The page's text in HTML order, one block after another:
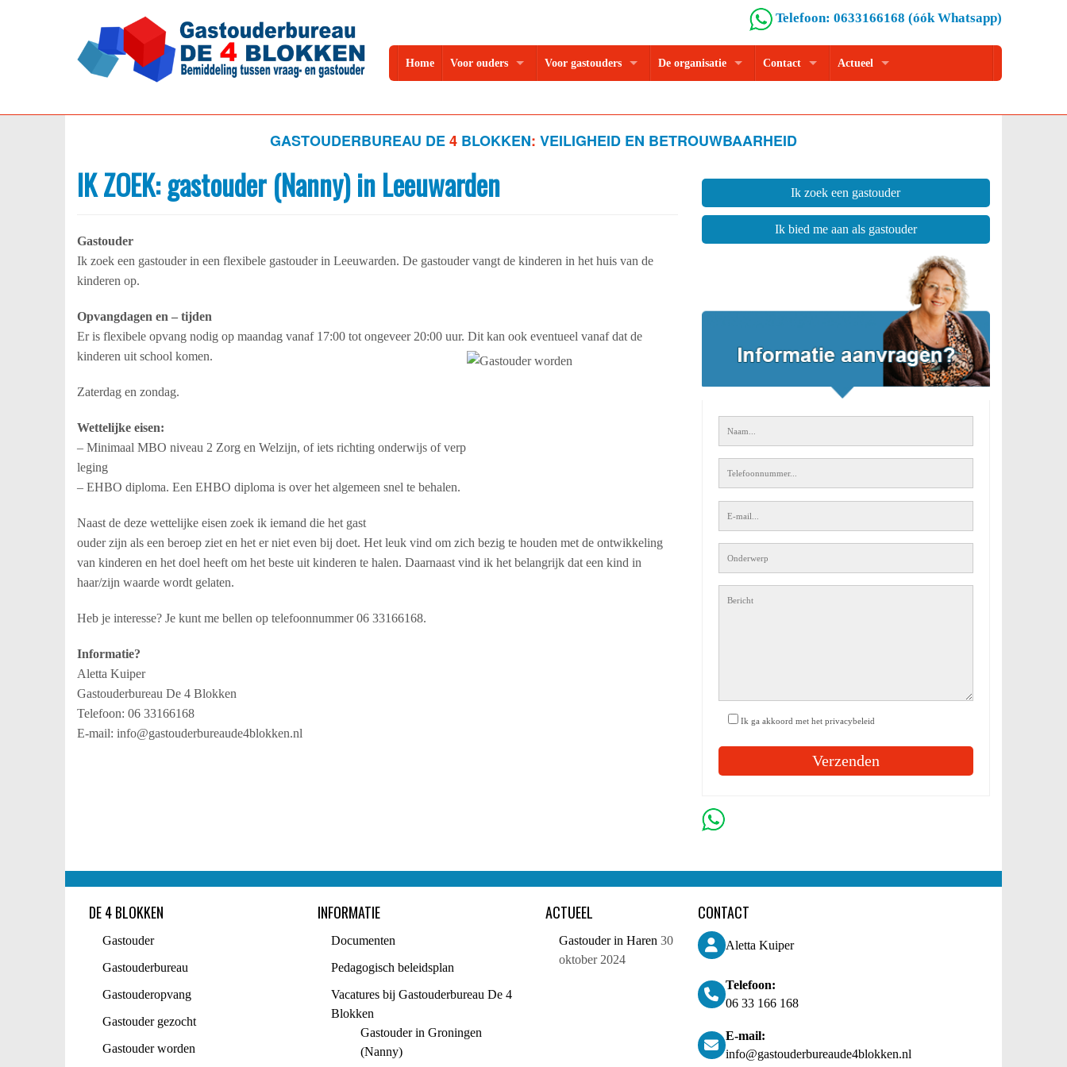
Telefoon: 0633166168 (óók Whatsapp)
Home Voor ouders Voor gastouders De organisatie Contact Actueel
GASTOUDERBUREAU DE4 BLOKKEN: VEILIGHEID EN BETROUWBAARHEID
IK ZOEK: gastouder (Nanny) in Leeuwarden
Gastouder
Ik zoek een gastouder in een flexibele gastouder in Leeuwarden. De gastouder vangt de kinderen in het huis van de
kinderen op.
Opvangdagen en – tijden
Er is flexibele opvang nodig op maandag vanaf 17:00 tot ongeveer 20:00 uur. Dit kan ook eventueel vanaf dat de
kinderen uit school komen.
Zaterdag en zondag.
Wettelijke eisen:
– Minimaal MBO niveau 2 Zorg en Welzijn, of iets richting onderwijs of verp
leging
– EHBO diploma. Een EHBO diploma is over het algemeen snel te behalen.
Naast de deze wettelijke eisen zoek ik iemand die het gast
ouder zijn als een beroep ziet en het er niet even bij doet. Het leuk vind om zich bezig te houden met de ontwikkeling
van kinderen en het doel heeft om het beste uit kinderen te halen. Daarnaast vind ik het belangrijk dat een kind in
haar/zijn waarde wordt gelaten.
Heb je interesse? Je kunt me bellen op telefoonnummer 06 33166168.
Informatie?
Aletta Kuiper
Gastouderbureau De 4 Blokken
Telefoon: 06 33166168
E-mail: info@gastouderbureaude4blokken.nl
Ik zoek een gastouder
Ik bied me aan als gastouder
Ik ga akkoord met het privacybeleid
DE 4 BLOKKEN
Gastouder
Gastouderbureau
Gastouderopvang
Gastouder gezocht
Gastouder worden
INFORMATIE
Documenten
Pedagogisch beleidsplan
Vacatures bij Gastouderbureau De 4
Blokken
Gastouder in Groningen
(Nanny)
ACTUEEL
Gastouder in Haren 30
oktober 2024
CONTACT
Aletta Kuiper
Telefoon:
06 33 166 168
E-mail:
info@gastouderbureaude4blokken.nl